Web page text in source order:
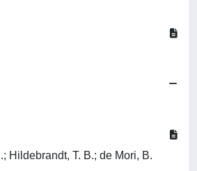
Hildebrandt, T. B.; de Mori, B.